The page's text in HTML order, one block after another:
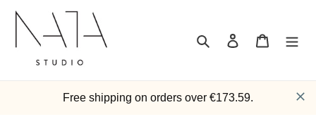
contenu
RechercherSe connecter
Panier
Free shipping on orders over €173.59.